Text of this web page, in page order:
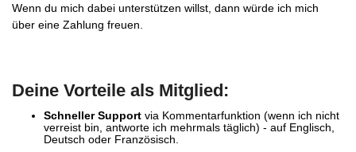
Wenn du mich dabei unterstützen willst, dann würde ich mich
über eine Zahlung freuen.
Deine Vorteile als Mitglied:
Schneller Support via Kommentarfunktion (wenn ich nicht
verreist bin, antworte ich mehrmals täglich) - auf Englisch,
Deutsch oder Französisch.